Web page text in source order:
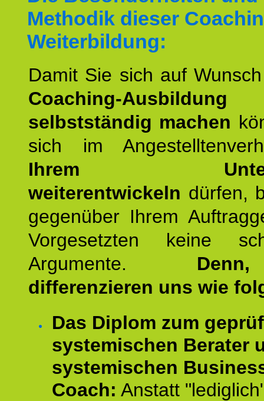
Methodik dieser
Weiterbildung:
Damit Sie sich auf
Coaching-Ausbildung
selbstständig machen
sich im
Ihrem
weiterentwickeln dürfen,
gegenüber Ihrem
Vorgesetzten keine
Argumente.
differenzieren uns wie
Das Diplom zum
systemischen Berater
systemischen
Coach: Anstatt